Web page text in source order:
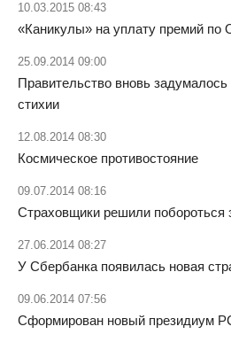
10.03.2015 08:43
«Каникулы» на уплату премий
25.09.2014 09:00
Правительство вновь задумалось
стихии
12.08.2014 08:30
Космическое противостояние
09.07.2014 08:16
Страховщики решили побороться
27.06.2014 08:27
У Сбербанка появилась новая
09.06.2014 07:56
Сформирован новый президиум